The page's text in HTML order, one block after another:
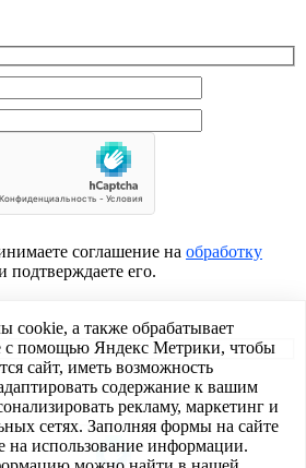
соглашение на обработку
подтверждаете его.
cookie, а также обрабатывает
с помощью Яндекс Метрики, чтобы
сайт, иметь возможность
содержание к вашим
рекламу, маркетинг и
сетях. Заполняя формы на сайте
на использование информации.